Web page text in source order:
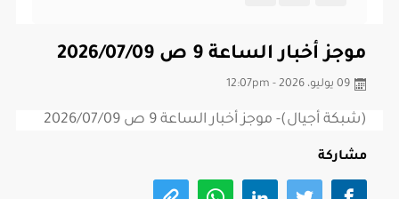
موجز أخبار الساعة 9 ص 2026/07/09
09 يوليو، 2026 - 12:07pm
(شبكة أجيال)- موجز أخبار الساعة 9 ص 2026/07/09
مشاركة